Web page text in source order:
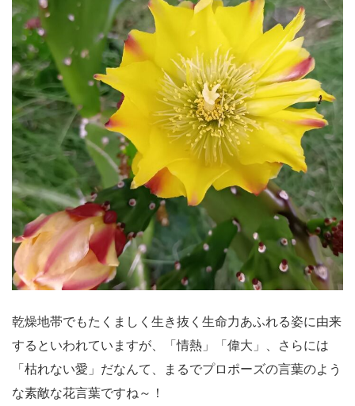
乾燥地帯でもたくましく生き抜く生命力あふれる姿に由来
するといわれていますが、「情熱」「偉大」、さらには
「枯れない愛」だなんて、まるでプロポーズの言葉のよう
な素敵な花言葉ですね～！